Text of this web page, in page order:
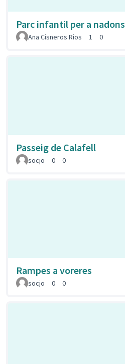
Parc infantil per a nadons
Ana Cisneros Rios
1 0
Passeig de Calafell
socjo
0 0
Rampes a voreres
socjo
0 0